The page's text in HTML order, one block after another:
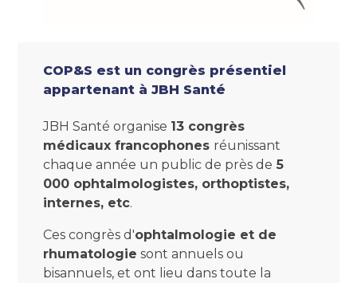
COP&S est un congrès présentiel
appartenant à JBH Santé
JBH Santé organise 13 congrès
médicaux francophones réunissant
chaque année un public de près de 5
000 ophtalmologistes, orthoptistes,
internes, etc.
Ces congrès d'ophtalmologie et de
rhumatologie sont annuels ou
bisannuels, et ont lieu dans toute la